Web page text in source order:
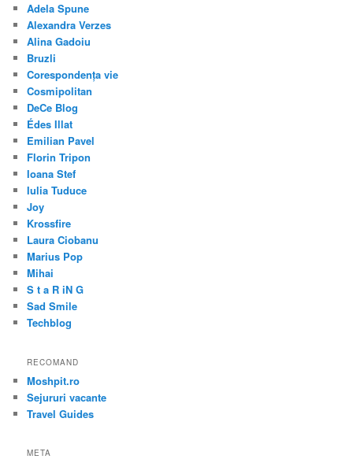
Adela Spune
Alexandra Verzes
Alina Gadoiu
Bruzli
Corespondența vie
Cosmipolitan
DeCe Blog
Édes Illat
Emilian Pavel
Florin Tripon
Ioana Stef
Iulia Tuduce
Joy
Krossfire
Laura Ciobanu
Marius Pop
Mihai
S t a R iN G
Sad Smile
Techblog
RECOMAND
Moshpit.ro
Sejururi vacante
Travel Guides
META